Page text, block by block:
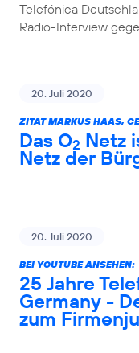
Telefónica
Radio-Interview
20. Juli 2020
ZITAT MARKUS HAAS,
Das O2 Netz
Netz der
20. Juli 2020
BEI YOUTUBE ANSEHEN:
25 Jahre
Germany -
zum